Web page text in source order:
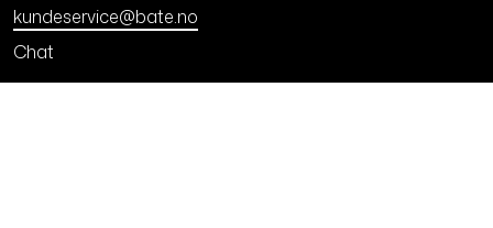
kundeservice@bate.no
Chat